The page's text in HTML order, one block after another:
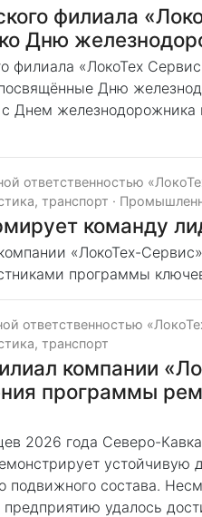
филиала
Дню
филиала «ЛокоТех
Дню
Днем железнодорожника
ответственностью
транспорт ·
команду
«ЛокоТех-
программы
ответственностью
транспорт
компании
программы
2026 года Северо-
устойчивую
подвижного состава.
удалось